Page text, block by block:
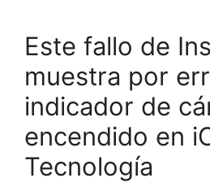
Este fallo de
muestra por
indicador de
encendido en
Tecnología